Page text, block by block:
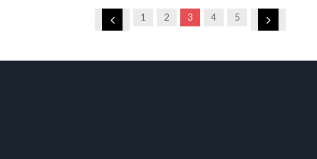
Anterior
1 2 3 4 5 Próximo